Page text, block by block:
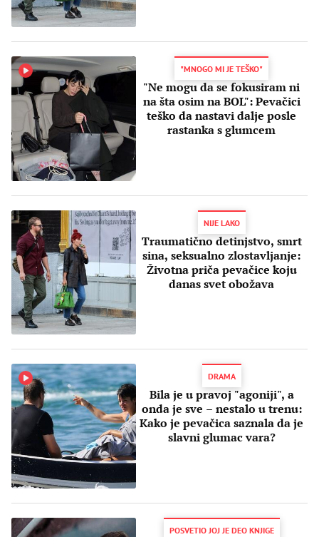
"MNOGO MI JE TEŠKO"
"Ne mogu da se fokusiram ni
na šta osim na BOL": Pevačici
teško da nastavi dalje posle
rastanka s glumcem
NIJE LAKO
Traumatično detinjstvo, smrt
sina, seksualno zlostavljanje:
Životna priča pevačice koju
danas svet obožava
DRAMA
Bila je u pravoj "agoniji", a
onda je sve – nestalo u trenu:
Kako je pevačica saznala da je
slavni glumac vara?
POSVETIO JOJ JE DEO KNJIGE